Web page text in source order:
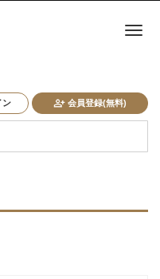
ン 会員登録(無料)
ナ